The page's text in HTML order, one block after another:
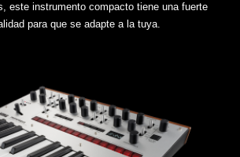
este instrumento compacto tiene una fuerte
para que se adapte a la tuya.